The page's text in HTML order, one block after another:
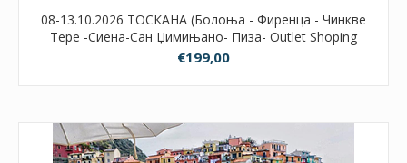
08-13.10.2026 ТОСКАНА (Болоња - Фиренца - Чинкве
Тере -Сиена-Сан Џимињано- Пиза- Outlet Shoping
centar Barberino) 3НП
€199,00